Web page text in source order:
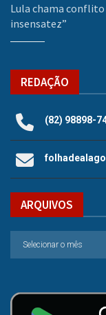
Lula chama conflito
insensatez”
REDAÇÃO
(82) 98898-
ARQUIVOS